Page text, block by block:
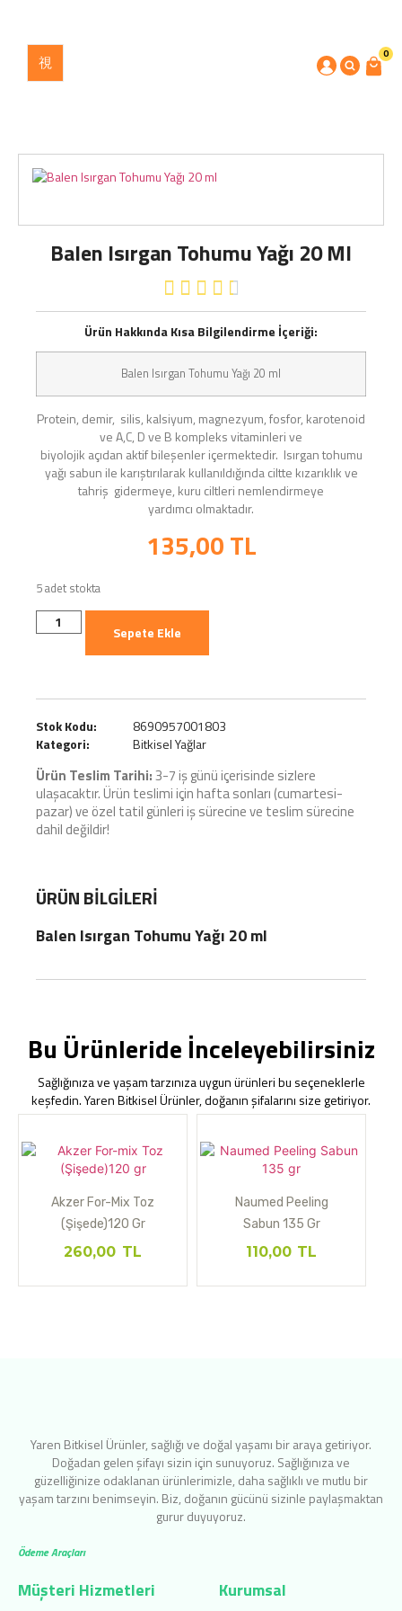
0
Balen Isırgan Tohumu Yağı 20 Ml
    
Ürün Hakkında Kısa Bilgilendirme İçeriği:
Balen Isırgan Tohumu Yağı 20 ml
Protein, demir, silis, kalsiyum, magnezyum, fosfor, karotenoid
ve A,C, D ve B kompleks vitaminleri ve
biyolojik açıdan aktif bileşenler içermektedir. Isırgan tohumu
yağı sabun ile karıştırılarak kullanıldığında ciltte kızarıklık ve
tahriş gidermeye, kuru ciltleri nemlendirmeye
yardımcı olmaktadır.
135,00TL
5 adet stokta
Sepete Ekle
Stok Kodu:
8690957001803
Kategori:
Bitkisel Yağlar
Ürün Teslim Tarihi:3-7 iş günü içerisinde sizlere
ulaşacaktır. Ürün teslimi için hafta sonları (cumartesi-
pazar) ve özel tatil günleri iş sürecine ve teslim sürecine
dahil değildir!
ÜRÜN BILGILERI
Balen Isırgan Tohumu Yağı 20 ml
Bu Ürünleride İnceleyebilirsiniz
Sağlığınıza ve yaşam tarzınıza uygun ürünleri bu seçeneklerle
keşfedin. Yaren Bitkisel Ürünler, doğanın şifalarını size getiriyor.
Akzer For-Mix Toz
(Şişede)120 Gr
260,00 TL
Naumed Peeling
Sabun 135 Gr
110,00TL
Yaren Bitkisel Ürünler, sağlığı ve doğal yaşamı bir araya getiriyor.
Doğadan gelen şifayı sizin için sunuyoruz. Sağlığınıza ve
güzelliğinize odaklanan ürünlerimizle, daha sağlıklı ve mutlu bir
yaşam tarzını benimseyin. Biz, doğanın gücünü sizinle paylaşmaktan
gurur duyuyoruz.
Ödeme Araçları
Müşteri Hizmetleri Kurumsal